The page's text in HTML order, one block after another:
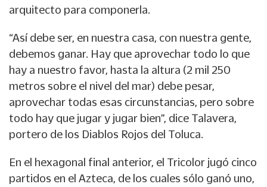
arquitecto para componerla.
“Así debe ser, en nuestra casa, con nuestra gente,
debemos ganar. Hay que aprovechar todo lo que
hay a nuestro favor, hasta la altura (2 mil 250
metros sobre el nivel del mar) debe pesar,
aprovechar todas esas circunstancias, pero sobre
todo hay que jugar y jugar bien”, dice Talavera,
portero de los Diablos Rojos del Toluca.
En el hexagonal final anterior, el Tricolor jugó cinco
partidos en el Azteca, de los cuales sólo ganó uno,